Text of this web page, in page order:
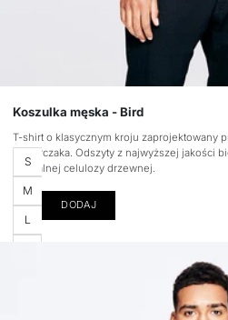
Koszulka męska - Bird
T-shirt o klasycznym kroju zaprojektowany
Izydorczaka. Odszyty z najwyższej jakości
naturalnej celulozy drzewnej.
Rozmiar
S
M
L
DODAJ